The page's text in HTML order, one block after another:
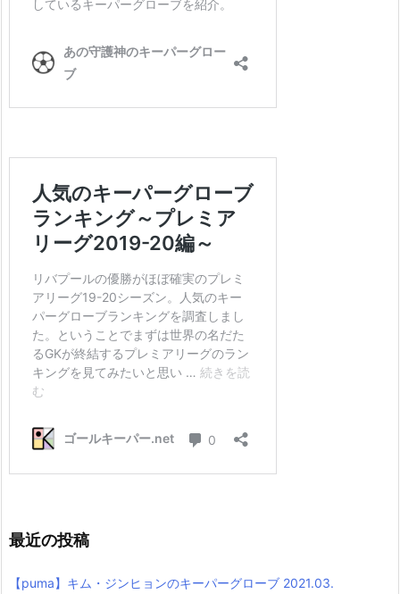
最近の投稿
【puma】キム・ジンヒョンのキーパーグローブ 2021.03.